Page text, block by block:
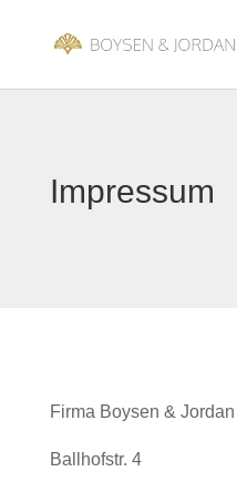
Impressum
Firma Boysen & Jordan
Ballhofstr. 4